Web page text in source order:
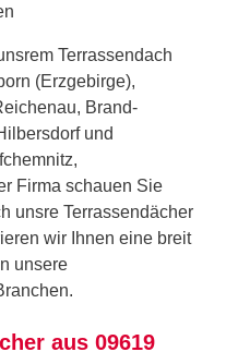
Terrassendach
(Erzgebirge),
Brand-
und
Firma schauen Sie
unsre Terrassendächer
wir Ihnen eine breit
unsere
aus 09619